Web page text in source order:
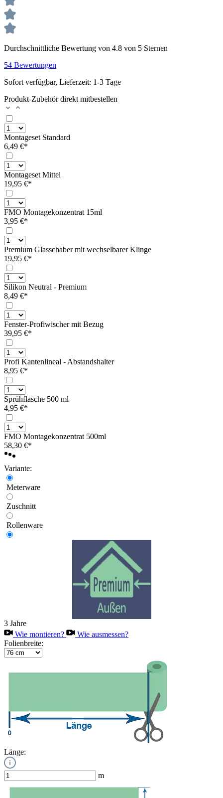
Durchschnittliche Bewertung von 4.8 von 5 Sternen
54 Bewertungen
Sofort verfügbar, Lieferzeit: 1-3 Tage
Produkt-Zubehör direkt mitbestellen
Montageset Standard
6,49 €*
Montageset Mittel
19,95 €*
FMO Montagekonzentrat 15ml
3,95 €*
Premium Glasschaber mit wechselbarer Klinge
19,95 €*
Silikon Neutral - Premium
8,49 €*
Fenster-Profiwischer mit Bezug
39,95 €*
Profi Kantenlineal - Abstandshalter
8,95 €*
Sprühflasche 500 ml
4,95 €*
FMO Montagekonzentrat 500ml
58,30 €*
Variante:
Meterware
Zuschnitt
Rollenware
3 Jahre
Wie montieren?
Wie ausmessen?
Folienbreite:
Länge:
m